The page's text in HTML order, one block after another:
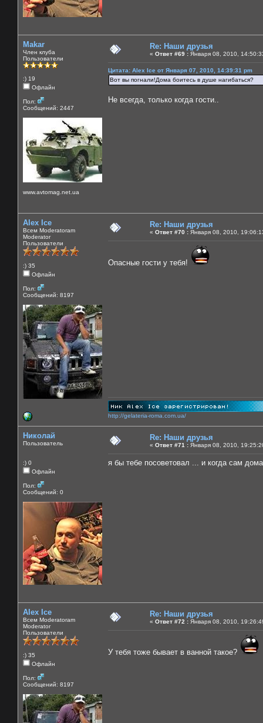
Makar
Член клуба
Пользователи
:) 19
Офлайн
Пол:
Сообщений: 2447
www.avtomag.net.ua
Re: Наши друзья
« Ответ #69 : Января 08, 2010,
Цитата: Alex Ice от Января 07, 2010, 14:39:31 pm
Вот вы погнали!Дома боитесь в душе нагибаться?
Не всегда, только когда гости..
Alex Ice
Всем Moderatoram
Moderator
Пользователи
:) 35
Офлайн
Пол:
Сообщений: 8197
Re: Наши друзья
« Ответ #70 : Января 08, 2010,
Опасные гости у тебя!
http://gelateria-roma.com.ua/
Николай
Пользователь
:) 0
Офлайн
Пол:
Сообщений: 0
Re: Наши друзья
« Ответ #71 : Января 08, 2010,
я бы тебе посоветовал ... и когда сам
Alex Ice
Всем Moderatoram
Moderator
Пользователи
:) 35
Офлайн
Пол:
Сообщений: 8197
Re: Наши друзья
« Ответ #72 : Января 08, 2010,
У тебя тоже бывает в ванной такое?